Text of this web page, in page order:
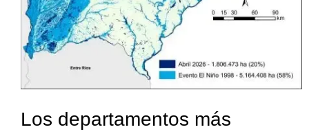
Los departamentos más